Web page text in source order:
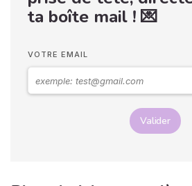
ta boîte mail ! 💌
VOTRE EMAIL
Valider